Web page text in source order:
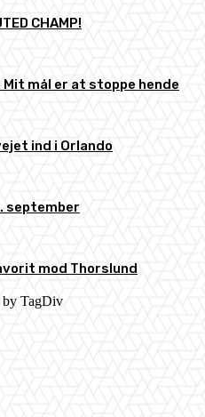
CHAMP!
mål er at stoppe hende
ind i Orlando
september
mod Thorslund
by TagDiv